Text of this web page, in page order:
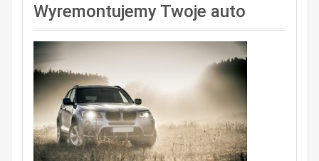
Wyremontujemy Twoje auto